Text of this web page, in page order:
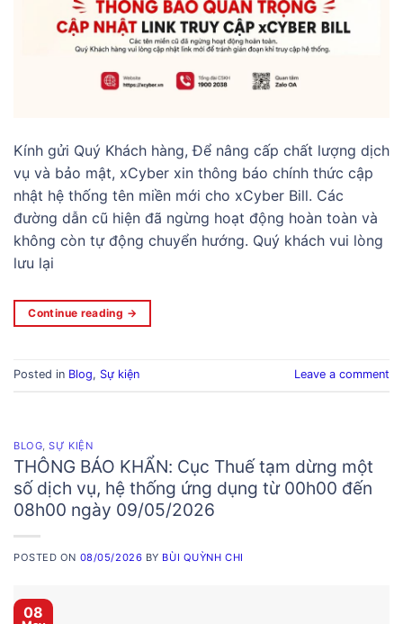
Kính gửi Quý Khách hàng, Để nâng cấp chất lượng dịch
vụ và bảo mật, xCyber xin thông báo chính thức cập
nhật hệ thống tên miền mới cho xCyber Bill. Các
đường dẫn cũ hiện đã ngừng hoạt động hoàn toàn và
không còn tự động chuyển hướng. Quý khách vui lòng
lưu lại
Continue reading →
Posted in Blog, Sự kiện Leave a comment
BLOG ,SỰ KIỆN
THÔNG BÁO KHẨN: Cục Thuế tạm dừng một
số dịch vụ, hệ thống ứng dụng từ 00h00 đến
08h00 ngày 09/05/2026
POSTED ON 08/05/2026 BY BÙI QUỲNH CHI
08